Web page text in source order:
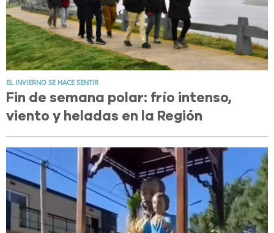
EL INVIERNO SE HACE SENTIR
Fin de semana polar: frío intenso,
viento y heladas en la Región